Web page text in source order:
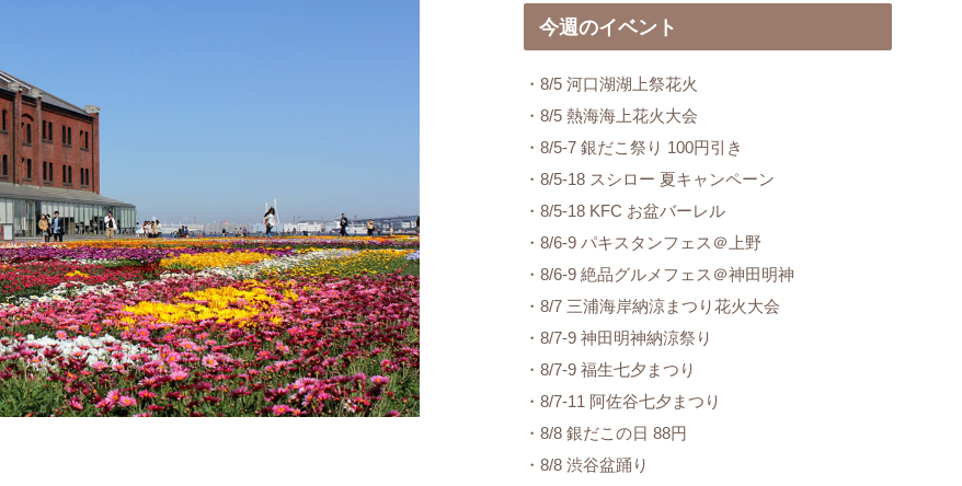
今週のイベント
・8/5 河口湖湖上祭花火
・8/5 熱海海上花火大会
・8/5-7 銀だこ祭り 100円引き
・8/5-18 スシロー 夏キャンペーン
・8/5-18 KFC お盆バーレル
・8/6-9 パキスタンフェス＠上野
・8/6-9 絶品グルメフェス＠神田明神
・8/7 三浦海岸納涼まつり花火大会
・8/7-9 神田明神納涼祭り
・8/7-9 福生七夕まつり
・8/7-11 阿佐谷七夕まつり
・8/8 銀だこの日 88円
・8/8 渋谷盆踊り